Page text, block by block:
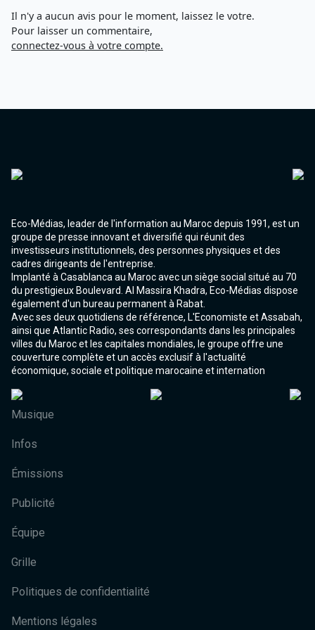
Agadir 99.7 Hz
Tanger 103.3 Hz
Tétouan 87.8 Hz
Chefchaouen 106.4
Taroudant 104.9
Guelmim 91.9
Tan-Tan 95.2
Tafraout 104.9
Il n'y a aucun avis pour le moment, laissez le votre.
Pour laisser un commentaire,
connectez-vous à votre compte.
Eco-Médias, leader de l'information au Maroc depuis 1991, est un
groupe de presse innovant et diversifié qui réunit des
investisseurs institutionnels, des personnes physiques et des
cadres dirigeants de l'entreprise.
Implanté à Casablanca au Maroc avec un siège social situé au 70
du prestigieux Boulevard. Al Massira Khadra, Eco-Médias dispose
également d'un bureau permanent à Rabat.
Avec ses deux quotidiens de référence, L'Economiste et Assabah,
ainsi que Atlantic Radio, ses correspondants dans les principales
villes du Maroc et les capitales mondiales, le groupe offre une
couverture complète et un accès exclusif à l'actualité
économique, sociale et politique marocaine et internation
Musique
Infos
Émissions
Publicité
Équipe
Grille
Politiques de confidentialité
Mentions légales